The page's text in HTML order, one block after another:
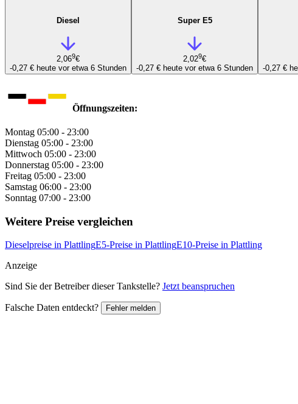
Diesel
2,069€
-0,27 € heute vor etwa 6 Stunden
Super E5
2,029€
-0,27 € heute vor etwa 6 Stunden
-0,27 €
Öffnungszeiten:
Montag 05:00 - 23:00
Dienstag 05:00 - 23:00
Mittwoch 05:00 - 23:00
Donnerstag 05:00 - 23:00
Freitag 05:00 - 23:00
Samstag 06:00 - 23:00
Sonntag 07:00 - 23:00
Weitere Preise vergleichen
Dieselpreise in PlattlingE5-Preise in PlattlingE10-Preise in Plattling
Anzeige
Sind Sie der Betreiber dieser Tankstelle? Jetzt beanspruchen
Falsche Daten entdeckt? Fehler melden